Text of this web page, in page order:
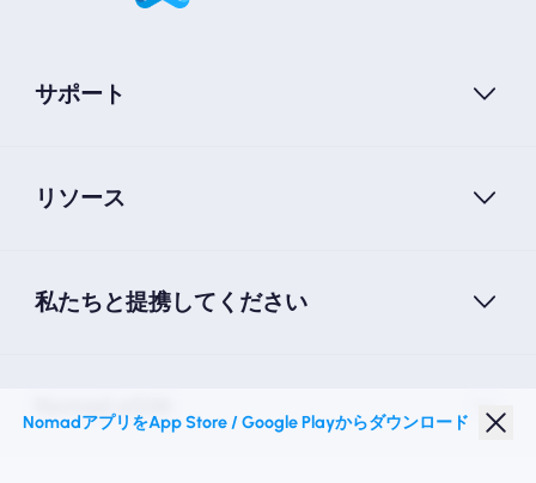
サポート
リソース
私たちと提携してください
NomadアプリをApp Store / Google Playからダウンロード